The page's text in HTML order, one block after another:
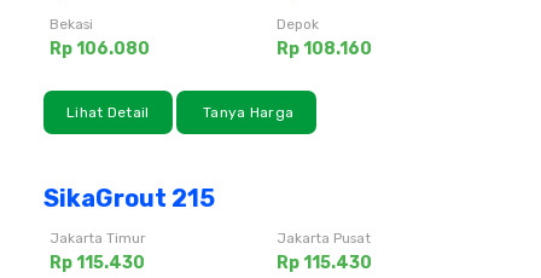
Bekasi
Rp 106.080
Depok
Rp 108.160
Lihat Detail Tanya Harga
SikaGrout 215
Jakarta Timur
Rp 115.430
Jakarta Pusat
Rp 115.430